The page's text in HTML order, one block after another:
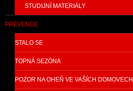
STUDIJNÍ MATERIÁLY
PREVENCE
STALO SE
TOPNÁ SEZÓNA
POZOR NA OHEŇ VE VAŠÍCH DOMOVECH